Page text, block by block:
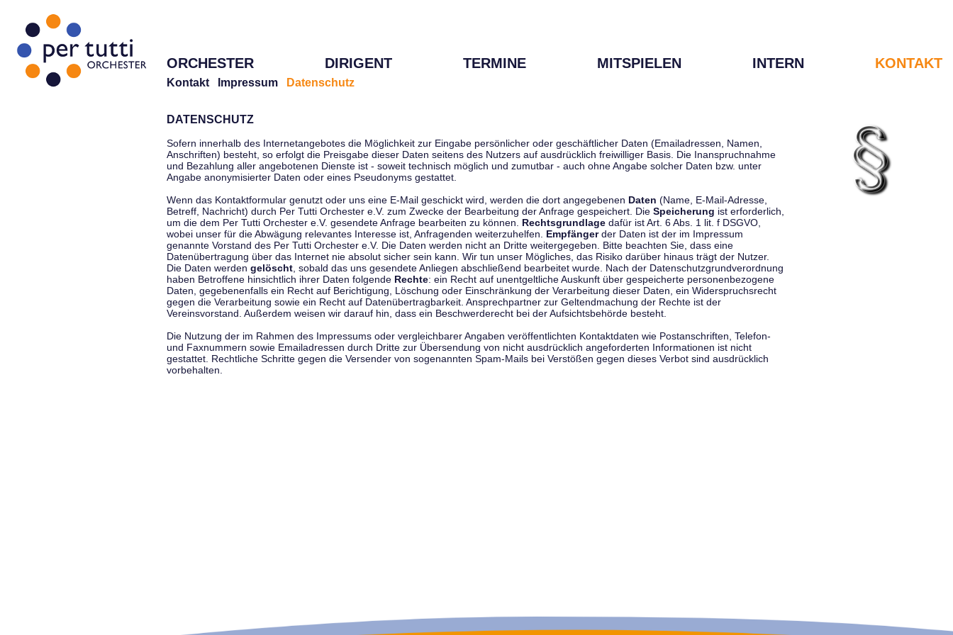
ORCHESTER DIRIGENT TERMINE MITSPIELEN INTERN KONTAKT
Kontakt Impressum Datenschutz
DATENSCHUTZ
Sofern innerhalb des Internetangebotes die Möglichkeit zur Eingabe persönlicher oder geschäftlicher Daten (Emailadressen, Namen,
Anschriften) besteht, so erfolgt die Preisgabe dieser Daten seitens des Nutzers auf ausdrücklich freiwilliger Basis. Die Inanspruchnahme
und Bezahlung aller angebotenen Dienste ist - soweit technisch möglich und zumutbar - auch ohne Angabe solcher Daten bzw. unter
Angabe anonymisierter Daten oder eines Pseudonyms gestattet.
Wenn das Kontaktformular genutzt oder uns eine E-Mail geschickt wird, werden die dort angegebenen Daten (Name, E-Mail-Adresse,
Betreff, Nachricht) durch Per Tutti Orchester e.V. zum Zwecke der Bearbeitung der Anfrage gespeichert. Die Speicherung ist erforderlich,
um die dem Per Tutti Orchester e.V. gesendete Anfrage bearbeiten zu können. Rechtsgrundlage dafür ist Art. 6 Abs. 1 lit. f DSGVO,
wobei unser für die Abwägung relevantes Interesse ist, Anfragenden weiterzuhelfen. Empfängerder Daten ist der im Impressum
genannte Vorstand des Per Tutti Orchester e.V. Die Daten werden nicht an Dritte weitergegeben. Bitte beachten Sie, dass eine
Datenübertragung über das Internet nie absolut sicher sein kann. Wir tun unser Mögliches, das Risiko darüber hinaus trägt der Nutzer.
Die Daten werden gelöscht , sobald das uns gesendete Anliegen abschließend bearbeitet wurde. Nach der Datenschutzgrundverordnung
haben Betroffene hinsichtlich ihrer Daten folgende Rechte: ein Recht auf unentgeltliche Auskunft über gespeicherte personenbezogene
Daten, gegebenenfalls ein Recht auf Berichtigung, Löschung oder Einschränkung der Verarbeitung dieser Daten, ein Widerspruchsrecht
gegen die Verarbeitung sowie ein Recht auf Datenübertragbarkeit. Ansprechpartner zur Geltendmachung der Rechte ist der
Vereinsvorstand. Außerdem weisen wir darauf hin, dass ein Beschwerderecht bei der Aufsichtsbehörde besteht.
Die Nutzung der im Rahmen des Impressums oder vergleichbarer Angaben veröffentlichten Kontaktdaten wie Postanschriften, Telefon-
und Faxnummern sowie Emailadressen durch Dritte zur Übersendung von nicht ausdrücklich angeforderten Informationen ist nicht
gestattet. Rechtliche Schritte gegen die Versender von sogenannten Spam-Mails bei Verstößen gegen dieses Verbot sind ausdrücklich
vorbehalten.